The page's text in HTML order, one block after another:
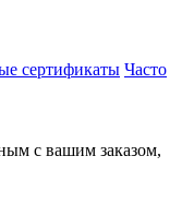
сертификаты Часто
с вашим заказом,